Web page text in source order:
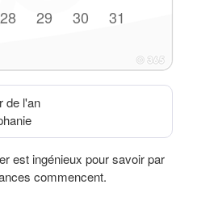
28 29 30 31
de l'an
est ingénieux pour savoir par
commencent.